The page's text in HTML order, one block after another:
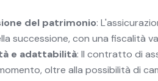
del patrimonio:
successione, con una fiscalità
e adattabilità: Il contratto di
oltre alla possibilità di